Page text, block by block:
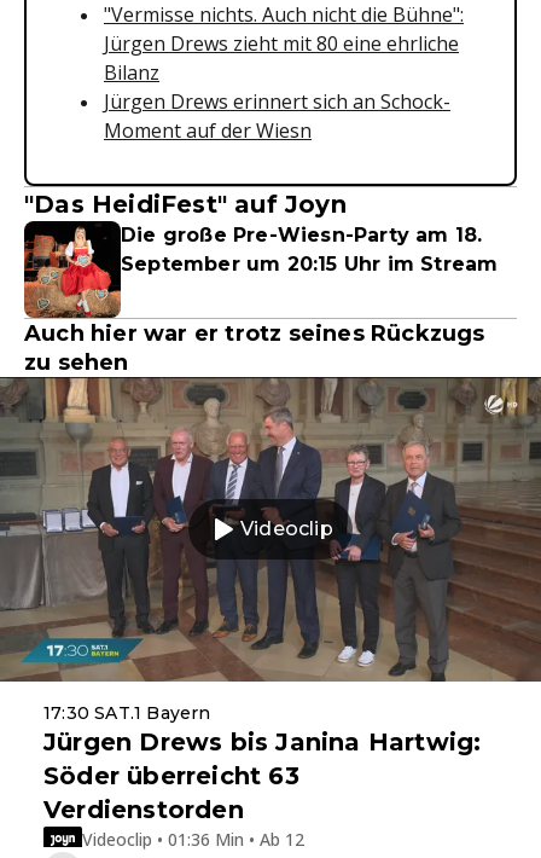
"Vermisse nichts. Auch nicht die Bühne":
Jürgen Drews zieht mit 80 eine ehrliche
Bilanz
Jürgen Drews erinnert sich an Schock-
Moment auf der Wiesn
"Das HeidiFest" auf Joyn
Die große Pre-Wiesn-Party am 18.
September um 20:15 Uhr im Stream
Auch hier war er trotz seines Rückzugs
zu sehen
Videoclip
17:30 SAT.1 Bayern
Jürgen Drews bis Janina Hartwig:
Söder überreicht 63
Verdienstorden
Videoclip • 01:36 Min • Ab 12